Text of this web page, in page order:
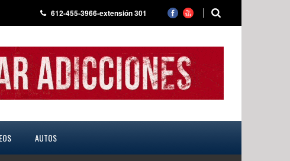
612-455-3966-extensión 301
AUTOS